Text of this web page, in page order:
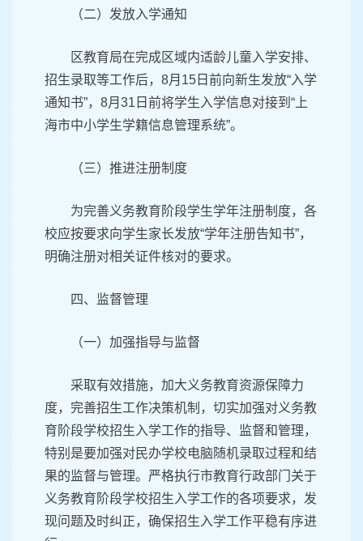
（二）发放入学通知
区教育局在完成区域内适龄儿童入学安排、
招生录取等工作后，8月15日前向新生发放“入学
通知书”，8月31日前将学生入学信息对接到“上
海市中小学生学籍信息管理系统”。
（三）推进注册制度
为完善义务教育阶段学生学年注册制度，各
校应按要求向学生家长发放“学年注册告知书”，
明确注册对相关证件核对的要求。
四、监督管理
（一）加强指导与监督
采取有效措施，加大义务教育资源保障力
度，完善招生工作决策机制，切实加强对义务教
育阶段学校招生入学工作的指导、监督和管理，
特别是要加强对民办学校电脑随机录取过程和结
果的监督与管理。严格执行市教育行政部门关于
义务教育阶段学校招生入学工作的各项要求，发
现问题及时纠正，确保招生入学工作平稳有序进